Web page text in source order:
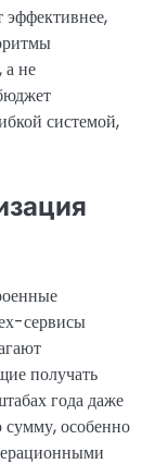
эффективнее,
а не
системой,
сервисы
получать
года даже
особенно